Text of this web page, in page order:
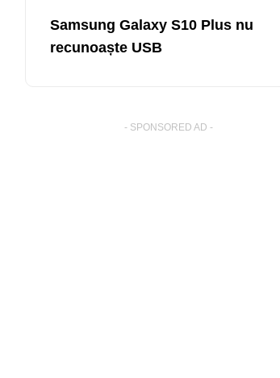
Samsung Galaxy S10 Plus nu
recunoaște USB
- SPONSORED AD -